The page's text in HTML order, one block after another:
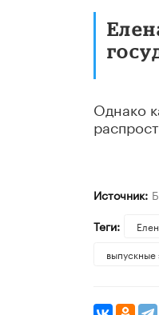
Однако
Источник:
Теги: